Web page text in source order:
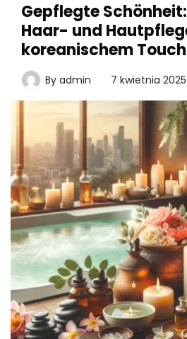
Gepflegte
Haar- und
koreanischem Touch
By admin 7 kwietnia 2025